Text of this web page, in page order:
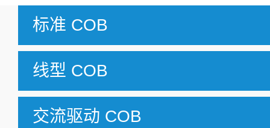
标准 COB
线型 COB
交流驱动 COB